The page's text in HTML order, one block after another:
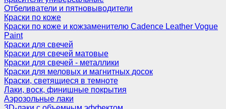
Отбеливатели и пятновыводители
Краски по коже
Краски по коже и кожзаменителю Cadence Leather Vogue
Paint
Краски для свечей
Краски для свечей матовые
Краски для свечей - металлики
Краски для меловых и магнитных досок
Краски, светящиеся в темноте
Лаки, воск, финишные покрытия
Аэрозольные лаки